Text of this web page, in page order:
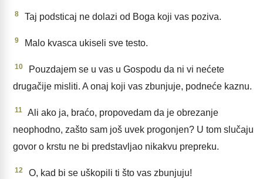
8 Taj podsticaj ne dolazi od Boga koji vas poziva.
9 Malo kvasca ukiseli sve testo.
10
Pouzdajem se u vas u Gospodu da ni vi nećete
drugačije misliti. A onaj koji vas zbunjuje, podneće kaznu.
11
Ali ako ja, braćo, propovedam da je obrezanje
neophodno, zašto sam još uvek progonjen? U tom slučaju
govor o krstu ne bi predstavljao nikakvu prepreku.
12 O, kad bi se uškopili ti što vas zbunjuju!